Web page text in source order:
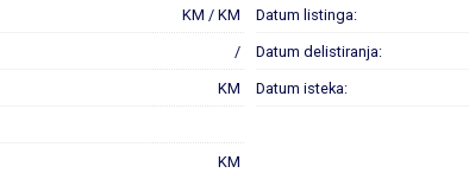
KM / KM
/
KM
KM
Datum listinga:
Datum delistiranja:
Datum isteka: